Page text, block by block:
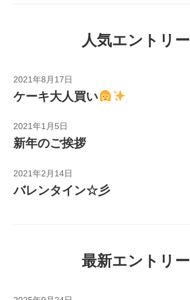
人気エントリー
2021年8月17日
ケーキ大人買い
2021年1月5日
新年のご挨拶
2021年2月14日
バレンタイン☆彡
最新エントリー